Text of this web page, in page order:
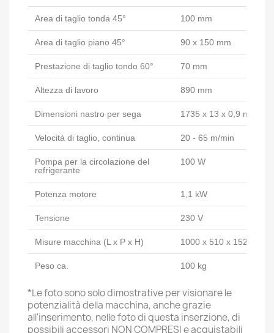
Area di taglio tonda 45° 100 mm
Area di taglio piano 45° 90 x 150 mm
Prestazione di taglio tondo 60° 70 mm
Altezza di lavoro 890 mm
Dimensioni nastro per sega 1735 x 13 x 0,9 mm
Velocità di taglio, continua 20 - 65 m/min
Pompa per la circolazione del
refrigerante
100 W
Potenza motore 1,1 kW
Tensione 230 V
Misure macchina (L x P x H) 1000 x 510 x 1520 mm
Peso ca. 100 kg
*Le foto sono solo dimostrative per visionare le
potenzialità della macchina, anche grazie
all'inserimento, nelle foto di questa inserzione, di
possibili accessori NON COMPRESI e acquistabili